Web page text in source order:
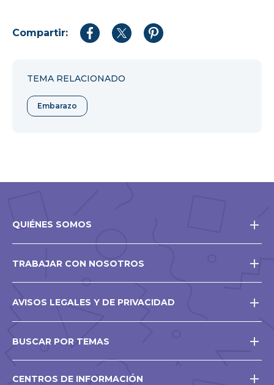
Compartir:
CompartirCompartirCompartir
TEMA RELACIONADO
Embarazo
QUIÉNES SOMOS
TRABAJAR CON NOSOTROS
AVISOS LEGALES Y DE PRIVACIDAD
BUSCAR POR TEMAS
CENTROS DE INFORMACIÓN